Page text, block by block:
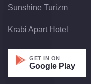
Sunshine Turizm
Krabi Apart Hotel
GET IN ON
Google Play